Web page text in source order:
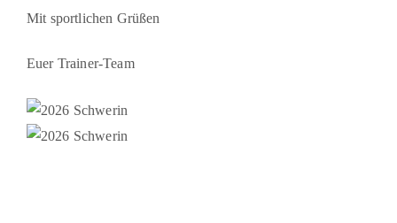
Mit sportlichen Grüßen
Euer Trainer-Team